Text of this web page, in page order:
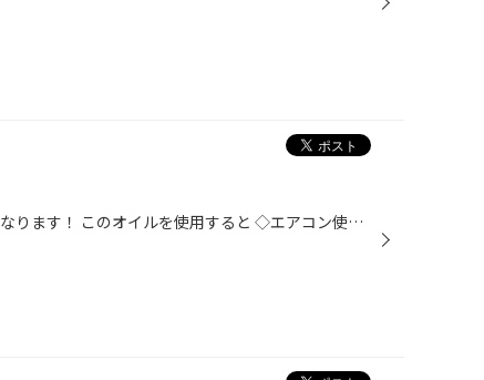
ワコーズのエアコンオイル添加剤になります！ このオイルを使用すると ◇エアコン使用時の パワーロス低減、燃費悪化抑制 ◇冷房効率・静粛性がアップ という効果がみられます。 これからまだまだ暑い日が続きますので この商品を試してみませんか？